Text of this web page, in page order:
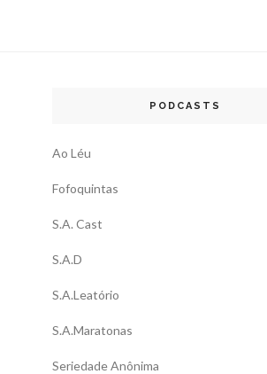
PODCASTS
Ao Léu
Fofoquintas
S.A. Cast
S.A.D
S.A.Leatório
S.A.Maratonas
Seriedade Anônima